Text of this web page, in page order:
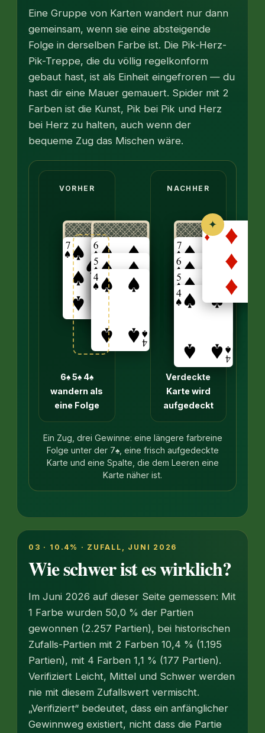
Eine Gruppe von Karten wandert nur dann
gemeinsam, wenn sie eine absteigende
Folge in derselben Farbe ist. Die Pik-Herz-
Pik-Treppe, die du völlig regelkonform
gebaut hast, ist als Einheit eingefroren — du
hast dir eine Mauer gemauert. Spider mit 2
Farben ist die Kunst, Pik bei Pik und Herz
bei Herz zu halten, auch wenn der
bequeme Zug das Mischen wäre.
Vorher: In einer Spalte liegt eine 7♠ auf einer
VORHER
6♠ 5♠ 4♠
wandern als
eine Folge
→
NACHHER
✦
Verdeckte
Karte wird
aufgedeckt
Ein Zug, drei Gewinne: eine längere farbreine
Folge unter der 7♠, eine frisch aufgedeckte
Karte und eine Spalte, die dem Leeren eine
Karte näher ist.
03 · 10.4% · ZUFALL, JUNI 2026
Wie schwer ist es wirklich?
Im Juni 2026 auf dieser Seite gemessen: Mit
1 Farbe wurden 50,0 % der Partien
gewonnen (2.257 Partien), bei historischen
Zufalls-Partien mit 2 Farben 10,4 % (1.195
Partien), mit 4 Farben 1,1 % (177 Partien).
Verifiziert Leicht, Mittel und Schwer werden
nie mit diesem Zufallswert vermischt.
„Verifiziert“ bedeutet, dass ein anfänglicher
Gewinnweg existiert, nicht dass die Partie